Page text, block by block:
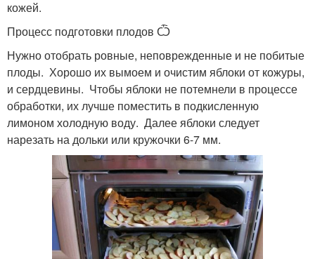
кожей.
Процесс подготовки плодов Ѽ
Нужно отобрать ровные, неповрежденные и не побитые
плоды. Хорошо их вымоем и очистим яблоки от кожуры,
и сердцевины. Чтобы яблоки не потемнели в процессе
обработки, их лучше поместить в подкисленную
лимоном холодную воду. Далее яблоки следует
нарезать на дольки или кружочки 6-7 мм.